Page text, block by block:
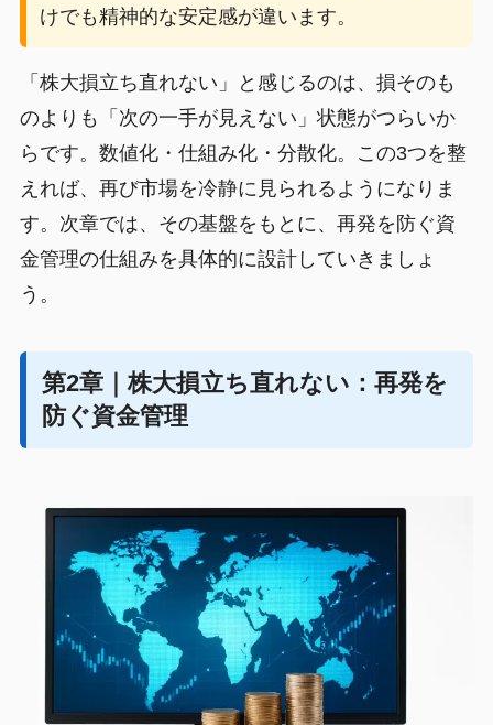
けでも精神的な安定感が違います。
「株大損立ち直れない」と感じるのは、損そのも
のよりも「次の一手が見えない」状態がつらいか
らです。数値化・仕組み化・分散化。この3つを整
えれば、再び市場を冷静に見られるようになりま
す。次章では、その基盤をもとに、再発を防ぐ資
金管理の仕組みを具体的に設計していきましょ
う。
第2章｜株大損立ち直れない：再発を
防ぐ資金管理